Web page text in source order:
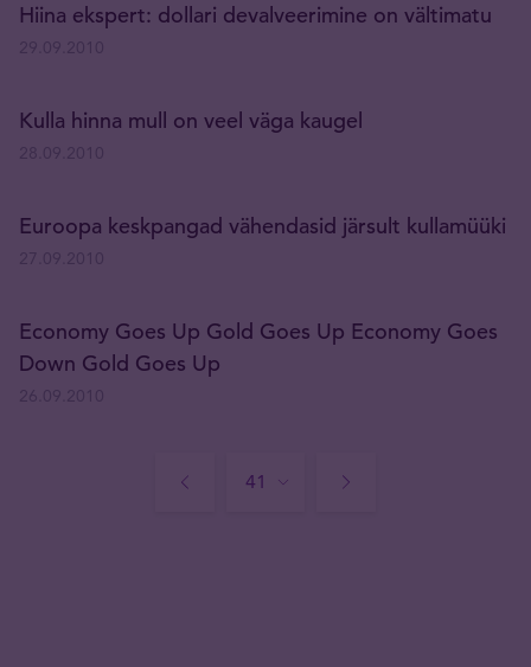
Hiina ekspert: dollari devalveerimine on vältimatu
Kulla hinna mull on veel väga kaugel
Euroopa keskpangad vähendasid järsult kullamüüki
Economy Goes Up Gold Goes Up Economy Goes
Down Gold Goes Up